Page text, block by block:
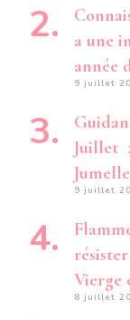
a une
année
9 juillet
Juillet
9 juillet
Vierge
8 juillet